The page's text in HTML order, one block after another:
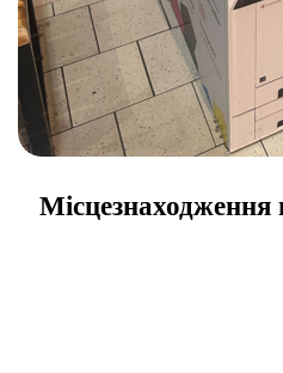
Місцезнаходження